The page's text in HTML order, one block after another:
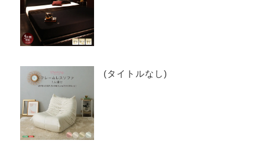
(タイトルなし)